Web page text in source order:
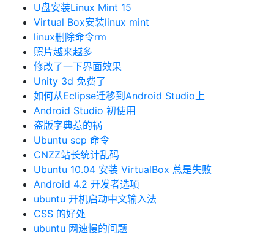
U盘安装Linux Mint 15
Virtual Box安装linux mint
linux删除命令rm
照片越来越多
修改了一下界面效果
Unity 3d 免费了
如何从Eclipse迁移到Android Studio上
Android Studio 初使用
盗版字典惹的祸
Ubuntu scp 命令
CNZZ站长统计乱码
Ubuntu 10.04 安装 VirtualBox 总是失败
Android 4.2 开发者选项
ubuntu 开机启动中文输入法
CSS 的好处
ubuntu 网速慢的问题